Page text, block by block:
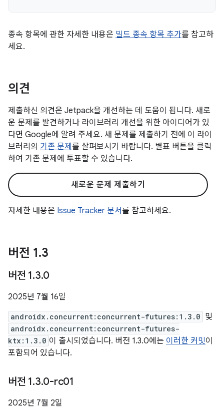
종속 항목에 관한 자세한 내용은 빌드 종속 항목 추가를 참고하
세요.
의견
제출하신 의견은 Jetpack을 개선하는 데 도움이 됩니다. 새로
운 문제를 발견하거나 라이브러리 개선을 위한 아이디어가 있
다면 Google에 알려 주세요. 새 문제를 제출하기 전에 이 라이
브러리의 기존 문제 를 살펴보시기 바랍니다. 별표 버튼을 클릭
하여 기존 문제에 투표할 수 있습니다.
새로운 문제 제출하기
자세한 내용은 Issue Tracker 문서를 참고하세요.
버전 1.3
버전 1.3.0
2025년 7월 16일
androidx.concurrent:concurrent-futures:1.3.0 및
androidx.concurrent:concurrent-futures-
ktx:1.3.0 이 출시되었습니다. 버전 1.3.0에는 이러한 커밋이
포함되어 있습니다.
버전 1.3.0-rc01
2025년 7월 2일